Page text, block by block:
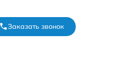
Заказать звонок